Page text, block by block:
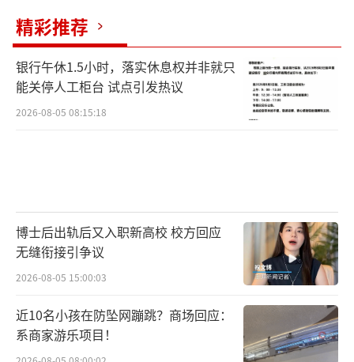
白质摄入量为1.17克每公斤，建议鱼虾类每周3
00～500克，鸡蛋保证每天1个，奶每天300～5
00毫升或相当量的奶制品，大豆每周105克或相
当量豆制品，畜禽瘦肉每周300～500克，比如
一位70公斤的老人每天的蛋白质需求量约为82
精彩推荐
银行午休1.5小时，落实休息权并非就只
能关停人工柜台 试点引发热议
2026-08-05 08:15:18
博士后出轨后又入职新高校 校方回应
无缝衔接引争议
2026-08-05 15:00:03
近10名小孩在防坠网蹦跳？商场回应：
系商家游乐项目！